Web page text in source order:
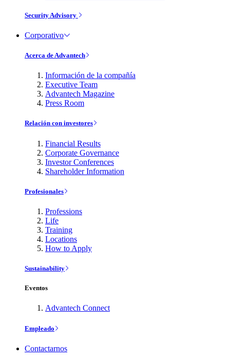
Security Advisory
Corporativo
Acerca de Advantech
Información de la compañía
Executive Team
Advantech Magazine
Press Room
Relación con investores
Financial Results
Corporate Governance
Investor Conferences
Shareholder Information
Profesionales
Professions
Life
Training
Locations
How to Apply
Sustainability
Eventos
Advantech Connect
Empleado
Contactarnos